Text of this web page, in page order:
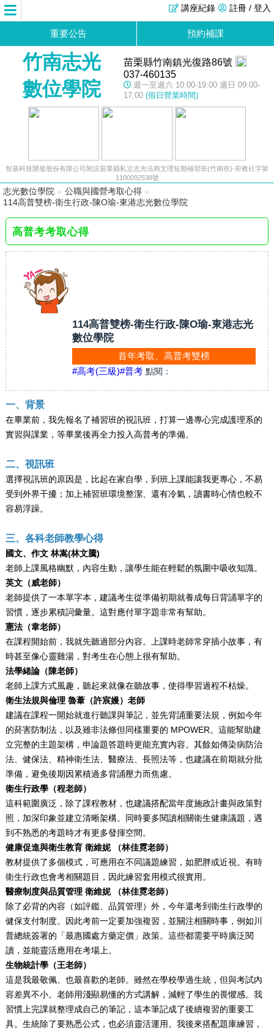
註冊 / 登入
講座紀錄
重要公告 預約補課
竹南志光
數位學院
苗栗縣竹南鎮光復路86號
037-460135
週一至週六 10:00-19:00 週日 09:00-
17:00 (假日營業時間)
智基科技開發股份有限公司附設苗栗縣私立志光法商文理短期補習班(竹南班)-府教社字第
1100092538號
志光數位學院 » 公職與國營考取心得 »
114高普雙榜-衛生行政-陳O瑜-東港志光數位學院
高普考考取心得
114高普雙榜-衛生行政-陳O瑜-東港志光
數位學院
首年考取、高普考雙榜
#高考(三級)#普考 點閱：
一、背景
在畢業前，我先報名了補習班的視訊班，打算一邊專心完成護理系的
實習與課業，等畢業後再全力投入高普考的準備。
二、視訊班
選擇視訊班的原因是，比起在家自學，到班上課能讓我更專心，不易
受到外界干擾；加上補習班環境整潔、還有冷氣，讀書時心情也較不
容易浮躁。
三、各科老師教學心得
國文、作文 林嵩(林文騰)
老師上課風格幽默，內容生動，讓學生能在輕鬆的氛圍中吸收知識。
英文（威老師）
老師提供了一本單字本，建議考生從準備初期就養成每日背誦單字的
習慣，逐步累積詞彙量。這對應付單字題非常有幫助。
憲法（韋老師）
在課程開始前，我就先聽過部分內容。上課時老師常穿插小故事，有
時甚至像心靈雞湯，對考生在心態上很有幫助。
法學緒論（陳老師）
老師上課方式風趣，聽起來就像在聽故事，使得學習過程不枯燥。
衛生法規與倫理 魯葦（許宸嫚） 老師
建議在課程一開始就進行聽課與筆記，並先背誦重要法規，例如今年
的菸害防制法，以及雖非法條但同樣重要的 MPOWER。這能幫助建
立完整的主題架構，申論題答題時更能充實內容。其餘如傳染病防治
法、健保法、精神衛生法、醫療法、長照法等，也建議在前期就分批
準備，避免後期因累積過多背誦壓力而焦慮。
衛生行政學（程老師）
這科範圍廣泛，除了課程教材，也建議搭配當年度施政計畫與政策對
照，加深印象並建立清晰架構。同時要多閱讀相關衛生健康議題，遇
到不熟悉的考題時才有更多發揮空間。
健康促進與衛生教育 衛維妮
（林佳霓老師）
教材提供了多個模式，可應用在不同議題練習，如肥胖或近視。有時
衛生行政也會考相關題目，因此練習套用模式很實用。
醫療制度與品質管理 衛維妮 （林佳霓老師）
除了必背的內容（如評鑑、品質管理）外，今年還考到衛生行政學的
健保支付制度。因此考前一定要加強複習，並關注相關時事，例如川
普總統簽署的「最惠國處方藥定價」政策。這些都需要平時廣泛閱
讀，並能靈活應用在考場上。
生物統計學（王老師）
這是我最敬佩、也最喜歡的老師。雖然在學校學過生統，但與考試內
容差異不小。老師用淺顯易懂的方式講解，減輕了學生的畏懼感。我
習慣上完課就整理成自己的筆記，這本筆記成了後續複習的重要工
具。生統除了要熟悉公式，也必須靈活運用。我後來搭配題庫練習，